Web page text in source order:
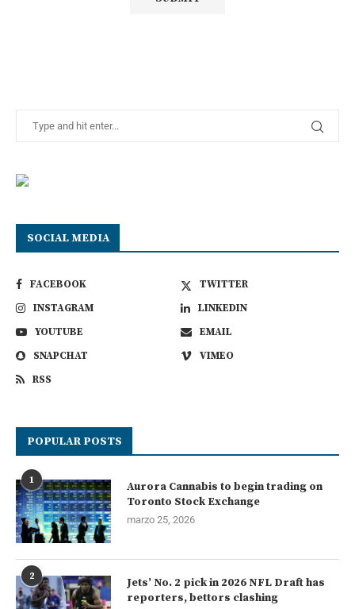
SOCIAL MEDIA
FACEBOOK
TWITTER
INSTAGRAM
LINKEDIN
YOUTUBE
EMAIL
SNAPCHAT
VIMEO
RSS
POPULAR POSTS
1
Aurora Cannabis to begin trading on
Toronto Stock Exchange
marzo 25, 2026
2
Jets’ No. 2 pick in 2026 NFL Draft has
reporters, bettors clashing